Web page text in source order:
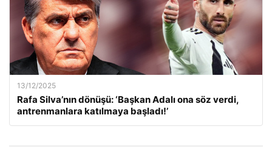
13/12/2025
Rafa Silva’nın dönüşü: ‘Başkan Adalı ona söz verdi,
antrenmanlara katılmaya başladı!’